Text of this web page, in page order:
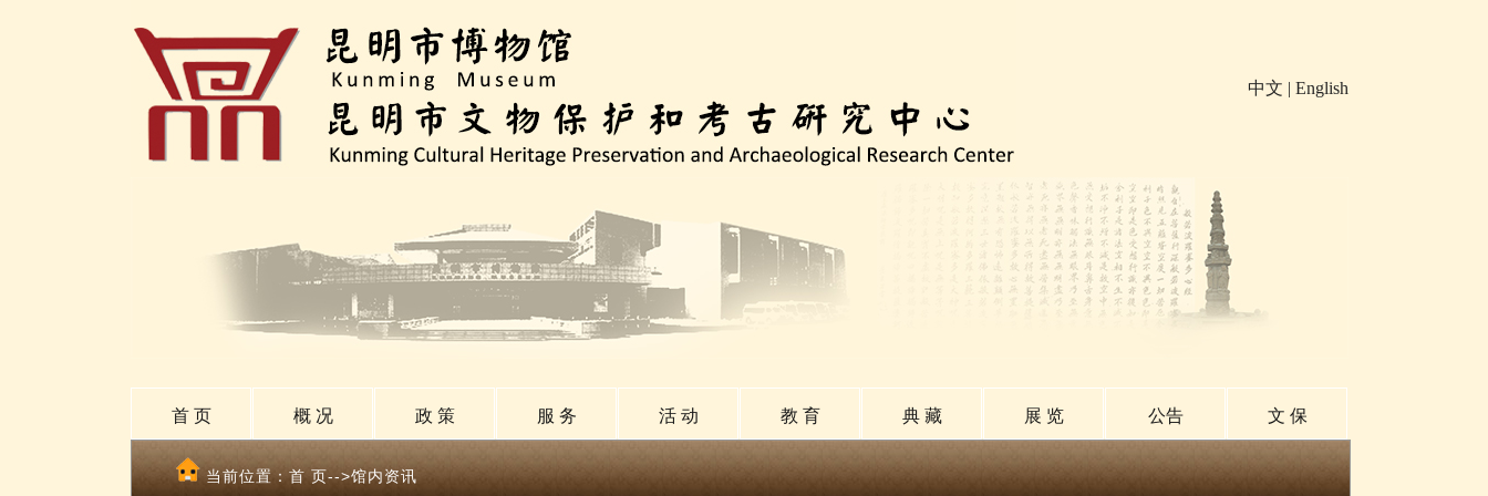
中文 | English
首 页 概 况 政 策 服 务 活 动 教 育 典 藏 展 览 公告 文 保
当前位置： 首 页-->馆内资讯